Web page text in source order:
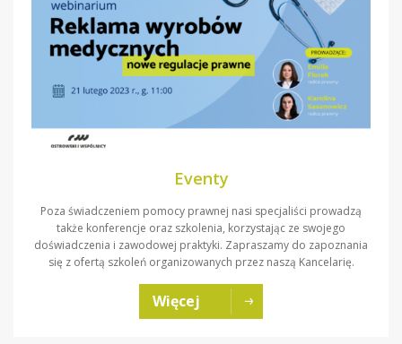
Eventy
Poza świadczeniem pomocy prawnej nasi specjaliści prowadzą
także konferencje oraz szkolenia, korzystając ze swojego
doświadczenia i zawodowej praktyki. Zapraszamy do zapoznania
się z ofertą szkoleń organizowanych przez naszą Kancelarię.
Więcej